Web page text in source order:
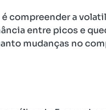
compreender a
entre picos e
mudanças no